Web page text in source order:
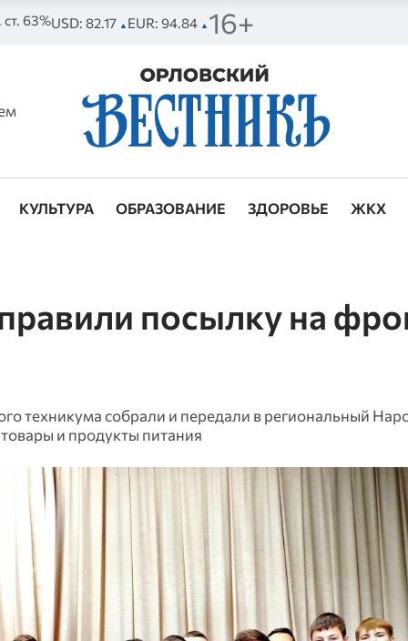
63%USD: 82.17 ▲ EUR: 94.84 ▲ 16+
КУЛЬТУРА ОБРАЗОВАНИЕ ЗДОРОВЬЕ ЖКХ
посылку на
техникума собрали и передали в региональный
и продукты питания